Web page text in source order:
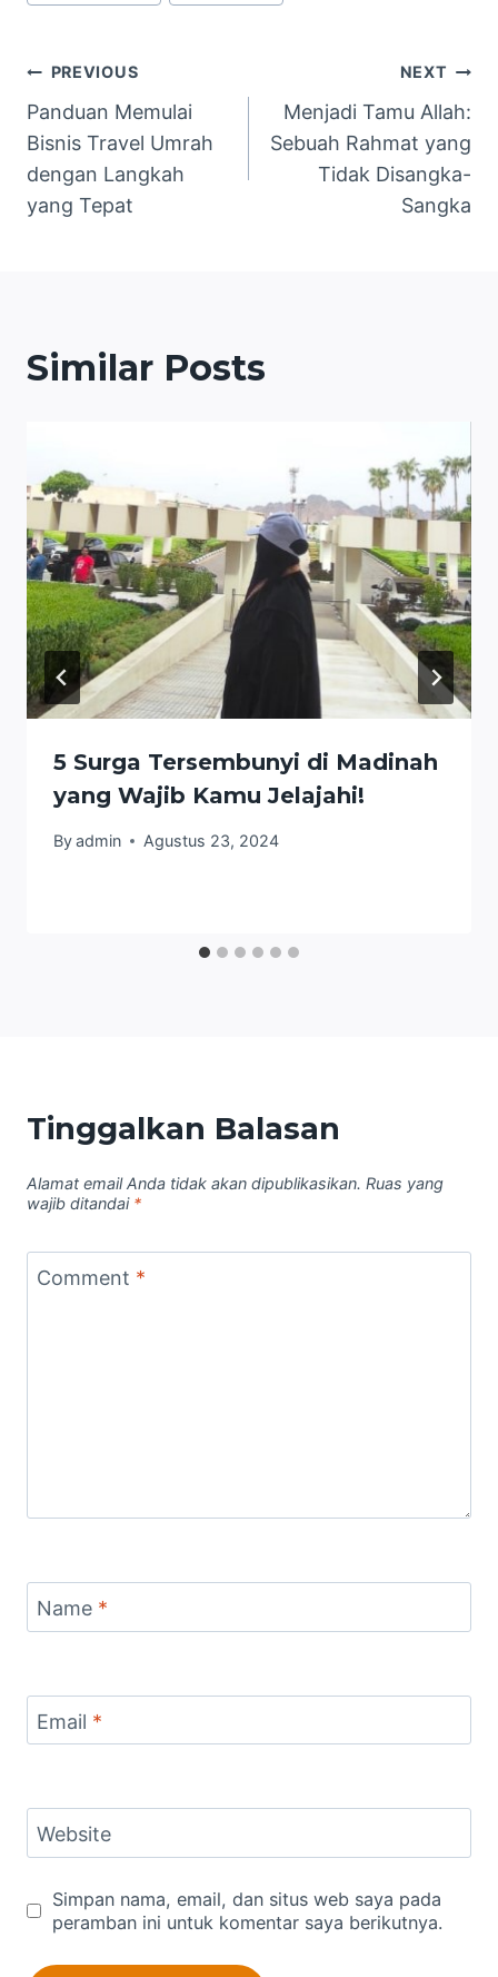
Navigasi
pos
PREVIOUS
Panduan Memulai
Bisnis Travel Umrah
dengan Langkah
yang Tepat
NEXT
Menjadi Tamu Allah:
Sebuah Rahmat yang
Tidak Disangka-
Sangka
Similar Posts
5 Surga Tersembunyi di Madinah
yang Wajib Kamu Jelajahi!
Byadmin Agustus 23, 2024
Tinggalkan Balasan
Alamat email Anda tidak akan dipublikasikan. Ruas yang
wajib ditandai *
Comment *
Name *
Email *
Website
Simpan nama, email, dan situs web saya pada
peramban ini untuk komentar saya berikutnya.